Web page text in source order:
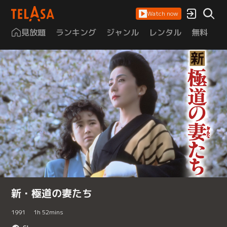
Watch now
見放題 ランキング ジャンル レンタル 無料
新・極道の妻たち
1991 1h 52mins